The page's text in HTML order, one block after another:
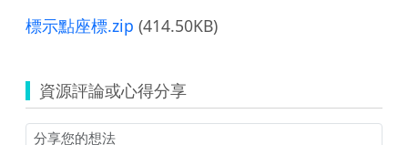
標示點座標.zip (414.50KB)
資源評論或心得分享